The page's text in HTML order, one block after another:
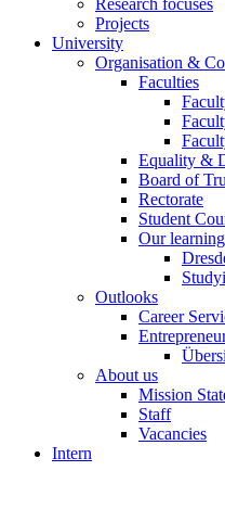
Research focuses
Projects
University
Organisation &
Faculties
Equality &
Board of
Rectorate
Student
Our
Outlooks
Career
About us
Mission
Staff
Vacancies
Intern